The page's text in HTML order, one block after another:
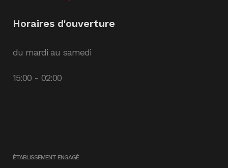
Horaires d'ouverture
du mardi au samedi
15:00 - 02:00
ÉTABLISSEMENT ENGAGÉ